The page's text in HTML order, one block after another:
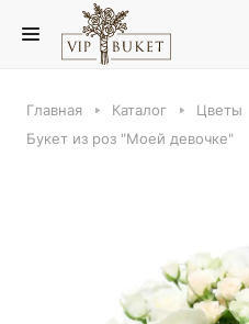
Главная Каталог Цветы
Букет из роз "Моей девочке"